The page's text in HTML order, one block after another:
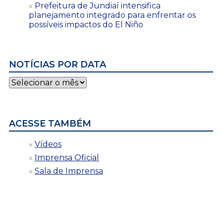
Prefeitura de Jundiaí intensifica
planejamento integrado para enfrentar os
possíveis impactos do El Niño
NOTÍCIAS POR DATA
Notícias
por
ACESSE TAMBÉM
Vídeos
Imprensa Oficial
Sala de Imprensa